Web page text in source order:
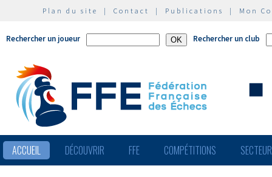
Plan du site | Contact | Publications | Mon
Rechercher un joueur Rechercher un club
ACCUEIL DÉCOUVRIR FFE COMPÉTITIONS